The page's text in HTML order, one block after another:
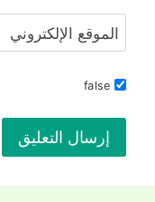
الموقع الإلكتروني
false